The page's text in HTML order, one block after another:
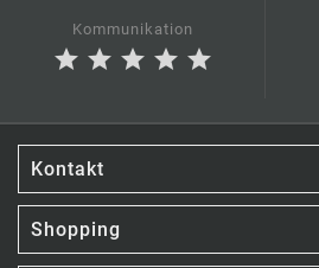
Kommunikation
star star star star star
Kontakt
Shopping